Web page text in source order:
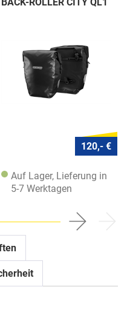
BACK-ROLLER CITY QL1
120,- €
Auf Lager, Lieferung in
5-7 Werktagen